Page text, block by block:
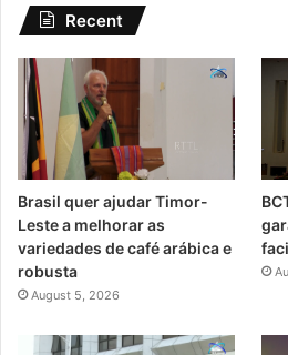
Recent
Brasil quer ajudar Timor-
Leste a melhorar as
variedades de café arábica e
robusta
August 5, 2026